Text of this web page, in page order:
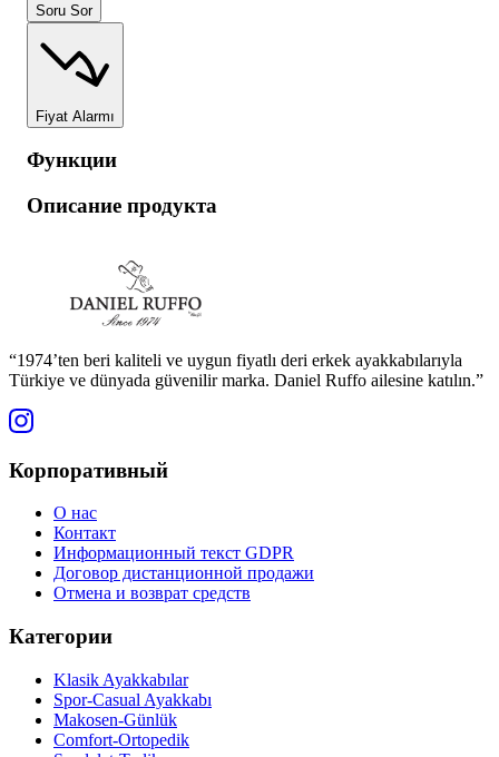
Soru Sor
Fiyat Alarmı
Функции
Описание продукта
“1974’ten beri kaliteli ve uygun fiyatlı deri erkek ayakkabılarıyla
Türkiye ve dünyada güvenilir marka. Daniel Ruffo ailesine katılın.”
Корпоративный
О нас
Контакт
Информационный текст GDPR
Договор дистанционной продажи
Отмена и возврат средств
Категории
Klasik Ayakkabılar
Spor-Casual Ayakkabı
Makosen-Günlük
Comfort-Ortopedik